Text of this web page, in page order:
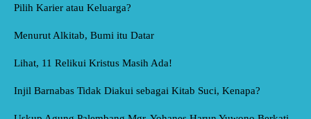
Pilih Karier atau Keluarga?
Menurut Alkitab, Bumi itu Datar
Lihat, 11 Relikui Kristus Masih Ada!
Injil Barnabas Tidak Diakui sebagai Kitab Suci, Kenapa?